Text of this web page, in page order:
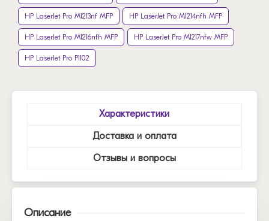
HP LaserJet Pro M1213nf MFP HP LaserJet Pro M1214nfh MFP
HP LaserJet Pro M1216nfh MFP HP LaserJet Pro M1217nfw MFP
HP LaserJet Pro P1102
Характеристики
Доставка и оплата
Отзывы и вопросы
Описание